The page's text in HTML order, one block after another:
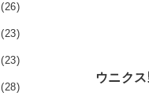
ウニク
(26)
(23)
(23)
(28)